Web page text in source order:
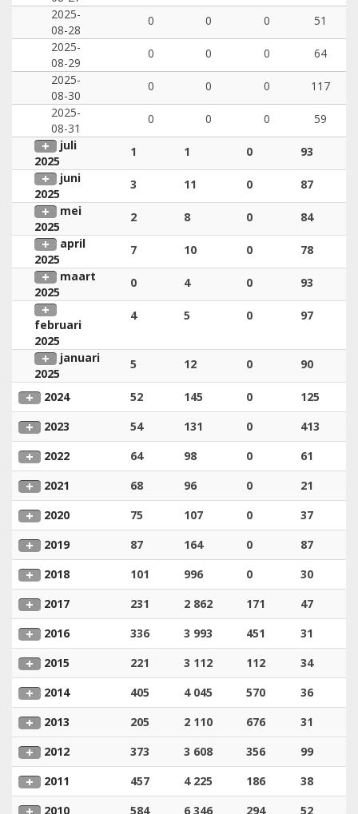
2025-
08-28
0 0 0
51
2025-
08-29
0 0 0
64
2025-
08-30
0 0 0
117
2025-
08-31
0 0 0
59
juli
2025
1 1 0
93
juni
2025
3 11 0
87
mei
2025
2 8 0
84
april
2025
7 10 0
78
maart
2025
0 4 0 93
februari
2025
4 5 0 97
januari
2025
5 12 0 90
2024 52 145 0
125
2023
54 131 0
413
2022
64 98 0
61
2021
68 96 0
21
2020
75 107 0
37
2019
87 164 0
87
2018
101 996 0
30
2017
231 2 862 171
47
2016
336 3 993 451
31
2015
221 3 112 112
34
2014
405 4 045 570
36
2013
205 2 110 676
31
2012
373 3 608 356
99
2011
457 4 225 186
38
2010
584 6 346 294 52